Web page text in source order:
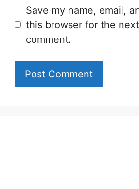
Save my name, email,
this browser for the
comment.